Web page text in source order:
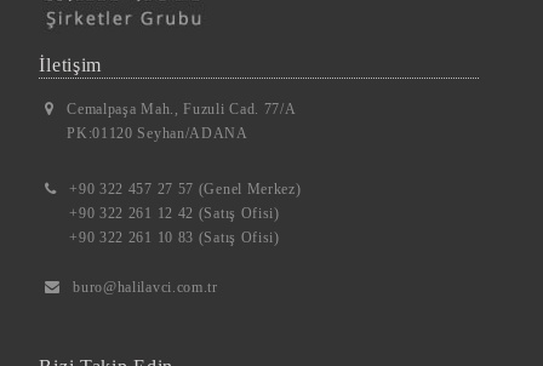
İletişim
Cemalpaşa Mah., Fuzuli Cad. 77/A
PK:01120 Seyhan/ADANA
+90 322 457 27 57 (Genel Merkez)
+90 322 261 12 42 (Satış Ofisi)
+90 322 261 10 83 (Satış Ofisi)
buro@halilavci.com.tr